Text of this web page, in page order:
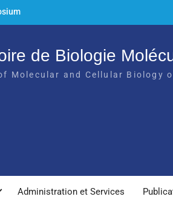
Biogenèse des
de Biologie
Molecular and Cellular Biology
Administration et Services